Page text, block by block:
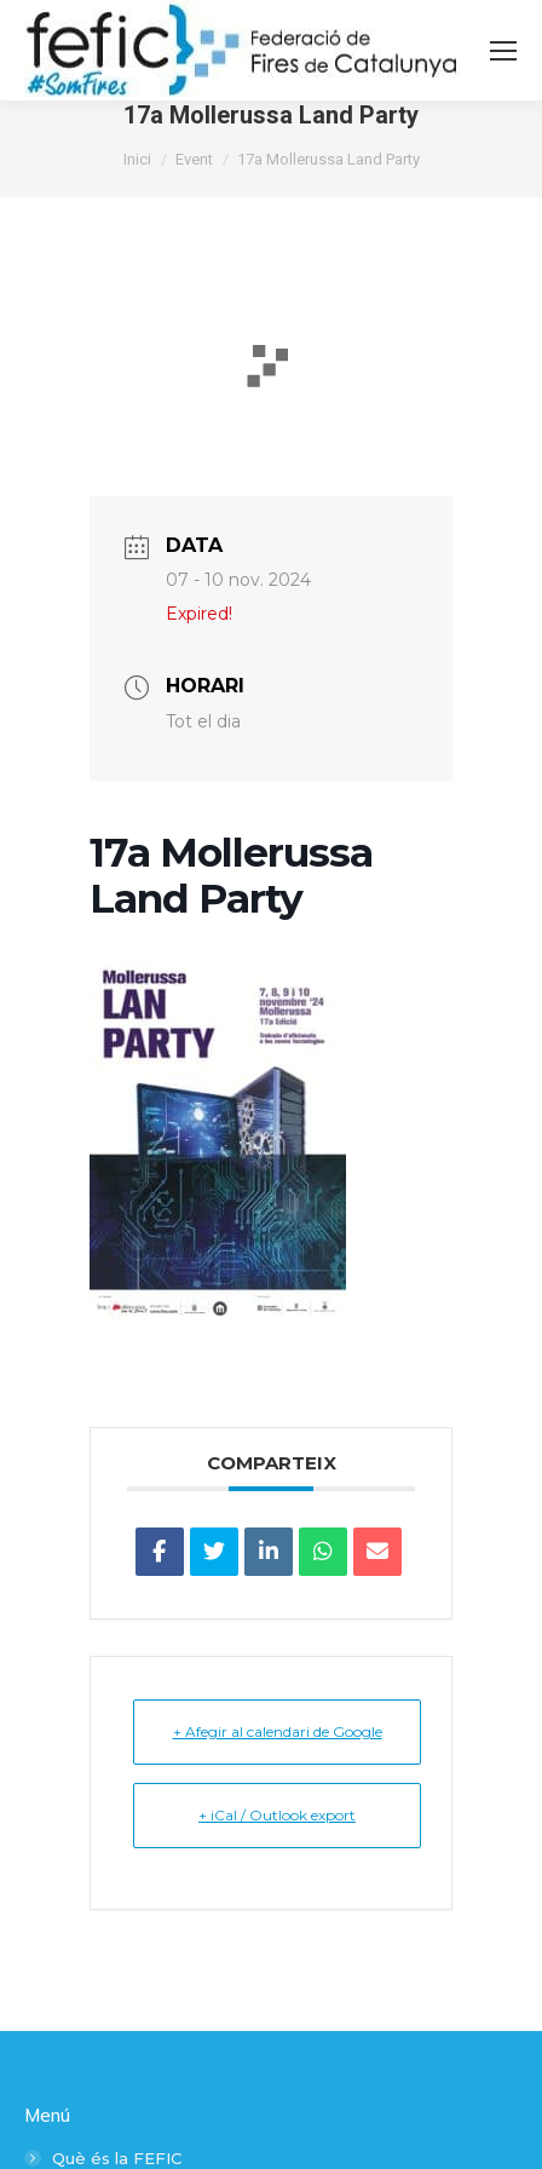
17a Mollerussa Land Party
You are here:
Inici Event 17a Mollerussa Land Party
DATA
07 - 10 nov. 2024
Expired!
HORARI
Tot el dia
17a Mollerussa
Land Party
COMPARTEIX
+ Afegir al calendari de Google
+ iCal / Outlook export
Menú
Què és la FEFIC